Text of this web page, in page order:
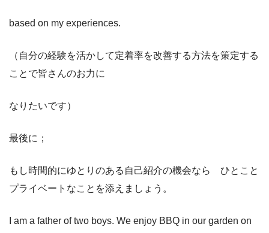
based on my experiences.
（自分の経験を活かして定着率を改善する方法を策定する
ことで皆さんのお力に
なりたいです）
最後に；
もし時間的にゆとりのある自己紹介の機会なら ひとこと
プライベートなことを添えましょう。
I am a father of two boys. We enjoy BBQ in our garden on